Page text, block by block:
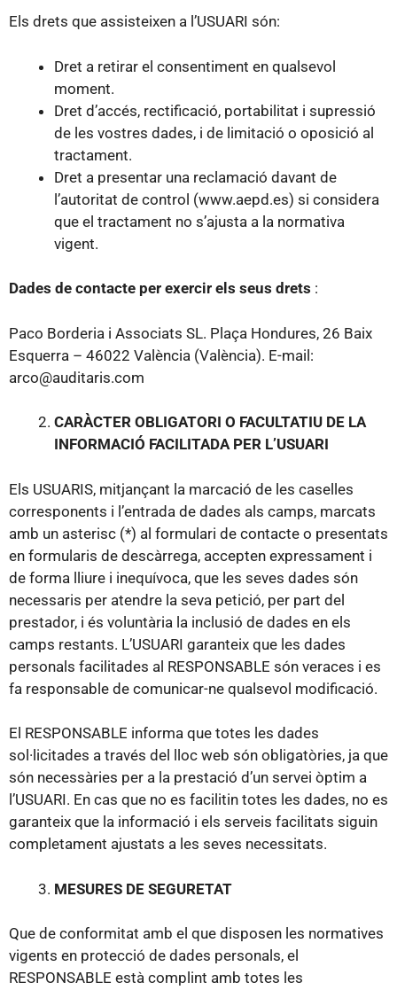
Els drets que assisteixen a l’USUARI són:
Dret a retirar el consentiment en qualsevol
moment.
Dret d’accés, rectificació, portabilitat i supressió
de les vostres dades, i de limitació o oposició al
tractament.
Dret a presentar una reclamació davant de
l’autoritat de control (www.aepd.es) si considera
que el tractament no s’ajusta a la normativa
vigent.
Dades de contacte per exercir els seus drets :
Paco Borderia i Associats SL. Plaça Hondures, 26 Baix
Esquerra – 46022 València (València). E-mail:
arco@auditaris.com
CARÀCTER OBLIGATORI O FACULTATIU DE LA
INFORMACIÓ FACILITADA PER L’USUARI
Els USUARIS, mitjançant la marcació de les caselles
corresponents i l’entrada de dades als camps, marcats
amb un asterisc (*) al formulari de contacte o presentats
en formularis de descàrrega, accepten expressament i
de forma lliure i inequívoca, que les seves dades són
necessaris per atendre la seva petició, per part del
prestador, i és voluntària la inclusió de dades en els
camps restants. L’USUARI garanteix que les dades
personals facilitades al RESPONSABLE són veraces i es
fa responsable de comunicar-ne qualsevol modificació.
El RESPONSABLE informa que totes les dades
sol·licitades a través del lloc web són obligatòries, ja que
són necessàries per a la prestació d’un servei òptim a
l’USUARI. En cas que no es facilitin totes les dades, no es
garanteix que la informació i els serveis facilitats siguin
completament ajustats a les seves necessitats.
MESURES DE SEGURETAT
Que de conformitat amb el que disposen les normatives
vigents en protecció de dades personals, el
RESPONSABLE està complint amb totes les